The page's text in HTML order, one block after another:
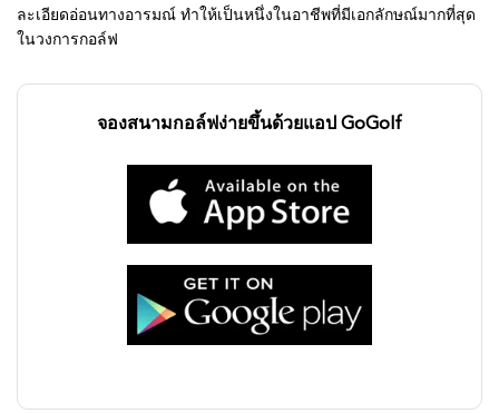
ละเอียดอ่อนทางอารมณ์ ทำให้เป็นหนึ่งในอาชีพที่มีเอกลักษณ์มากที่สุด
ในวงการกอล์ฟ
จองสนามกอล์ฟง่ายขึ้นด้วยแอป GoGolf